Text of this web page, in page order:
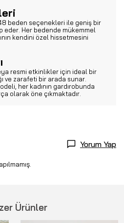
beden seçenekleri ile geniş bir
eder. Her bedende mükemmel
kendini özel hissetmesini
resmi etkinlikler için ideal bir
ve zarafeti bir arada sunar.
her kadının gardırobunda
olarak öne çıkmaktadır.
Yorum Yap
Ürünler